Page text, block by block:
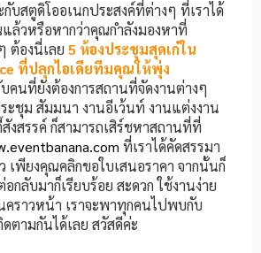
กับสตูดิโออเนกประสงค์ที่ต่างๆ ที่เราได้
ล้วหรือหากว่าคุณกำลังมองหาที่
ต้องนี่เลย 5 ห้องประชุมสุดเก๋ใน
ที่ปลุกไอเดียทีมคุณให้พุ่ง
คนที่ยังต้องการสถานที่จัดงานต่างๆ
ะชุม สัมมนา งานอีเว้นท์ งานแต่งงาน
งสรรค์ ก็สามารถเสิร์ชหาสถานที่ที่
ที่เราได้คัดสรรมา
เพียงคุณคลิกขอใบเสนอราคา จากนั้นก็
กลับมาก็เรียบร้อย สะดวก ใช้งานง่าย
ราวหน้า เราจะพาทุกคนไปพบกับ
ดตามกันได้เลย สวัสดีค่ะ